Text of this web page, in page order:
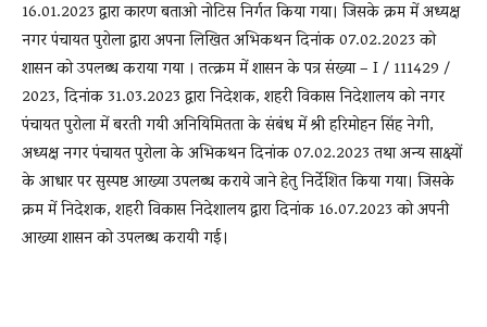
16.01.2023 द्वारा कारण बताओ नोटिस निर्गत किया गया। जिसके क्रम में अध्यक्ष
नगर पंचायत पुरोला द्वारा अपना लिखित अभिकथन दिनांक 07.02.2023 को
शासन को उपलब्ध कराया गया । तत्क्रम में शासन के पत्र संख्या – I / 111429 /
2023, दिनांक 31.03.2023 द्वारा निदेशक, शहरी विकास निदेशालय को नगर
पंचायत पुरोला में बरती गयी अनियिमितता के संबंध में श्री हरिमोहन सिंह नेगी,
अध्यक्ष नगर पंचायत पुरोला के अभिकथन दिनांक 07.02.2023 तथा अन्य साक्ष्यों
के आधार पर सुस्पष्ट आख्या उपलब्ध कराये जाने हेतु निर्देशित किया गया। जिसके
क्रम में निदेशक, शहरी विकास निदेशालय द्वारा दिनांक 16.07.2023 को अपनी
आख्या शासन को उपलब्ध करायी गई।